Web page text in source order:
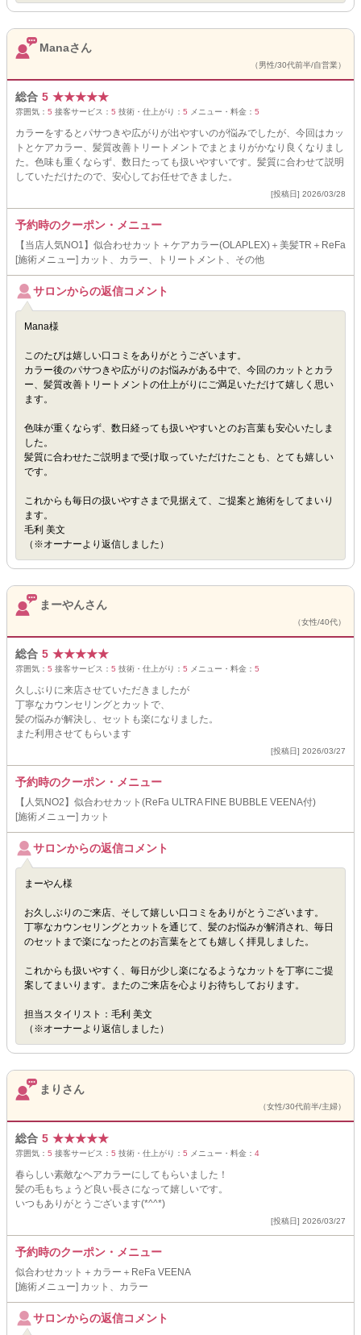
Manaさん
（男性/30代前半/自営業）
総合 5 ★★★★★
雰囲気： 5 接客サービス： 5 技術・仕上がり： 5 メニュー・料金： 5
カラーをするとパサつきや広がりが出やすいのが悩みでしたが、今回はカッ
トとケアカラー、髪質改善トリートメントでまとまりがかなり良くなりまし
た。色味も重くならず、数日たっても扱いやすいです。髪質に合わせて説明
していただけたので、安心してお任せできました。
[投稿日] 2026/03/28
予約時のクーポン・メニュー
【当店人気NO1】似合わせカット＋ケアカラー(OLAPLEX)＋美髪TR＋ReFa
[施術メニュー] カット、カラー、トリートメント、その他
サロンからの返信コメント
Mana様
このたびは嬉しい口コミをありがとうございます。
カラー後のパサつきや広がりのお悩みがある中で、今回のカットとカラ
ー、髪質改善トリートメントの仕上がりにご満足いただけて嬉しく思い
ます。
色味が重くならず、数日経っても扱いやすいとのお言葉も安心いたしま
した。
髪質に合わせたご説明まで受け取っていただけたことも、とても嬉しい
です。
これからも毎日の扱いやすさまで見据えて、ご提案と施術をしてまいり
ます。
毛利 美文
（※オーナーより返信しました）
まーやんさん
（女性/40代）
総合 5 ★★★★★
雰囲気： 5 接客サービス： 5 技術・仕上がり： 5 メニュー・料金： 5
久しぶりに来店させていただきましたが
丁寧なカウンセリングとカットで、
髪の悩みが解決し、セットも楽になりました。
また利用させてもらいます
[投稿日] 2026/03/27
予約時のクーポン・メニュー
【人気NO2】似合わせカット(ReFa ULTRA FINE BUBBLE VEENA付)
[施術メニュー] カット
サロンからの返信コメント
まーやん様
お久しぶりのご来店、そして嬉しい口コミをありがとうございます。
丁寧なカウンセリングとカットを通じて、髪のお悩みが解消され、毎日
のセットまで楽になったとのお言葉をとても嬉しく拝見しました。
これからも扱いやすく、毎日が少し楽になるようなカットを丁寧にご提
案してまいります。またのご来店を心よりお待ちしております。
担当スタイリスト：毛利 美文
（※オーナーより返信しました）
まりさん
（女性/30代前半/主婦）
総合 5 ★★★★★
雰囲気： 5 接客サービス： 5 技術・仕上がり： 5 メニュー・料金： 4
春らしい素敵なヘアカラーにしてもらいました！
髪の毛もちょうど良い長さになって嬉しいです。
いつもありがとうございます(*^^*)
[投稿日] 2026/03/27
予約時のクーポン・メニュー
似合わせカット＋カラー＋ReFa VEENA
[施術メニュー] カット、カラー
サロンからの返信コメント